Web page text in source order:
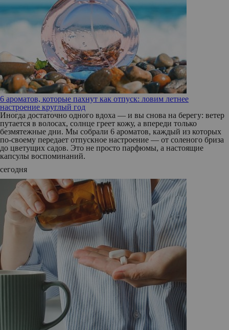
6 ароматов, которые пахнут как отпуск: ловим летнее
настроение круглый год
Иногда достаточно одного вдоха — и вы снова на берегу: ветер
путается в волосах, солнце греет кожу, а впереди только
безмятежные дни. Мы собрали 6 ароматов, каждый из которых
по‑своему передает отпускное настроение — от соленого бриза
до цветущих садов. Это не просто парфюмы, а настоящие
капсулы воспоминаний.
сегодня